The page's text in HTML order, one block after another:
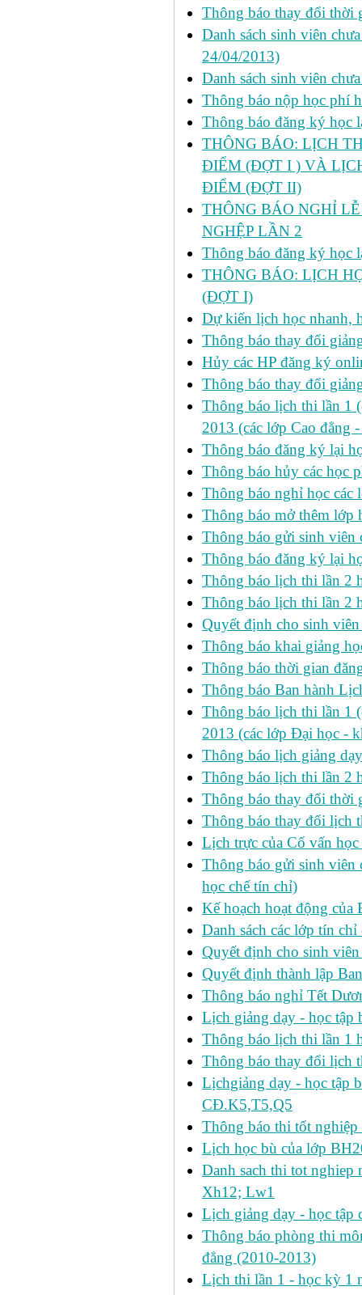
Thông báo thay đổi thời
Danh sách sinh viên
24/04/2013)
Danh sách sinh viên
Thông báo nộp học phí
Thông báo đăng ký học
THÔNG BÁO: LỊCH
ĐIỂM (ĐỢT I ) VÀ
ĐIỂM (ĐỢT II)
THÔNG BÁO NGHỈ
NGHỆP LẦN 2
Thông báo đăng ký học
THÔNG BÁO: LỊCH
(ĐỢT I)
Dự kiến lịch học nhanh,
Thông báo thay đổi
Hủy các HP đăng ký
Thông báo thay đổi
Thông báo lịch thi lần 1
2013 (các lớp Cao đẳng
Thông báo đăng ký lại
Thông báo hủy các học
Thông báo nghỉ học các
Thông báo mở thêm lớp
Thông báo gửi sinh viên
Thông báo đăng ký lại
Thông báo lịch thi lần 2
Thông báo lịch thi lần 2
Quyết định cho sinh
Thông báo khai giảng
Thông báo thời gian
Thông báo Ban hành
Thông báo lịch thi lần 1
2013 (các lớp Đại học -
Thông báo lịch giảng
Thông báo lịch thi lần 2
Thông báo thay đổi thời
Thông báo thay đổi lịch
Lịch trực của Cố vấn học
Thông báo gửi sinh viên
học chế tín chỉ)
Kế hoạch hoạt động
Danh sách các lớp tín
Quyết định cho sinh
Quyết định thành lập
Thông báo nghỉ Tết
Lịch giảng dạy - học tập
Thông báo lịch thi lần 1
Thông báo thay đổi lịch
Lịchgiảng dạy - học tập
CĐ.K5,T5,Q5
Thông báo thi tốt nghiệp
Lịch học bù của lớp
Danh sach thi tot
Xh12; Lw1
Lịch giảng dạy - học tập
Thông báo phòng thi
đẳng (2010-2013)
Lịch thi lần 1 - học kỳ 1